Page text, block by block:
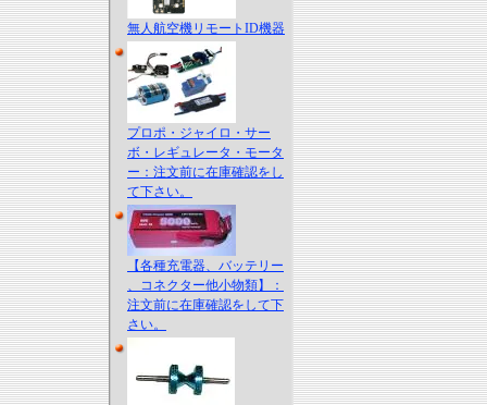
無人航空機リモートID機器
プロポ・ジャイロ・サー
ボ・レギュレータ・モータ
ー：注文前に在庫確認をし
て下さい。
【各種充電器、バッテリー
、コネクター他小物類】：
注文前に在庫確認をして下
さい。